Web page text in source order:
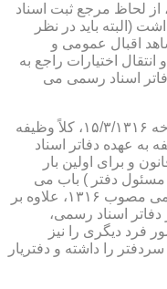
سند، از لحاظ مرجع ثبت اسناد
(البته باید در نظر
كه با نزدیك شدن به سال ۱۳۱۶ شاهد اقبال عمومی و
اختیارات راجع به
اسناد رسمی می
با وضع قانون دفاتر اسناد رسمی در مورخه ۱۵/۳/۱۳۱۶، كلاً وظیفه
به عهده دفاتر اسناد
و برای اولین بار
مسئول دفتر ) باب می
شود. قانونگذار در قانون دفاتر اسناد رسمی مصوب ۱۳۱۶، علاوه بر
دفاتر اسناد رسمی،
فرد دیگری را نیز
را داشته و دفتریار